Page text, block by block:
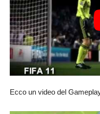
Ecco un video del